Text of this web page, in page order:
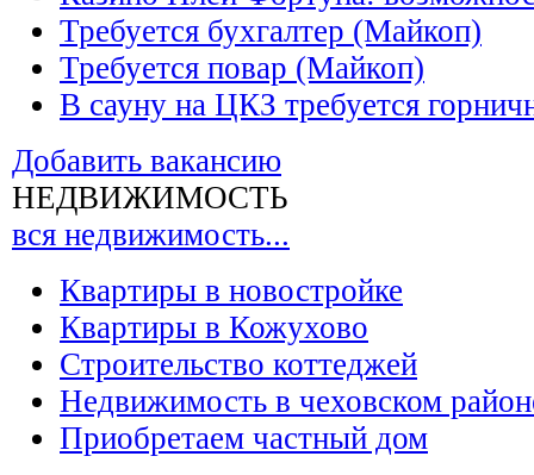
Требуется бухгалтер (Майкоп)
Требуется повар (Майкоп)
В сауну на ЦКЗ требуется
Добавить вакансию
НЕДВИЖИМОСТЬ
вся недвижимость...
Квартиры в новостройке
Квартиры в Кожухово
Строительство коттеджей
Недвижимость в чеховском
Приобретаем частный дом